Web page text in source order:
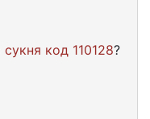
сукня код 110128?